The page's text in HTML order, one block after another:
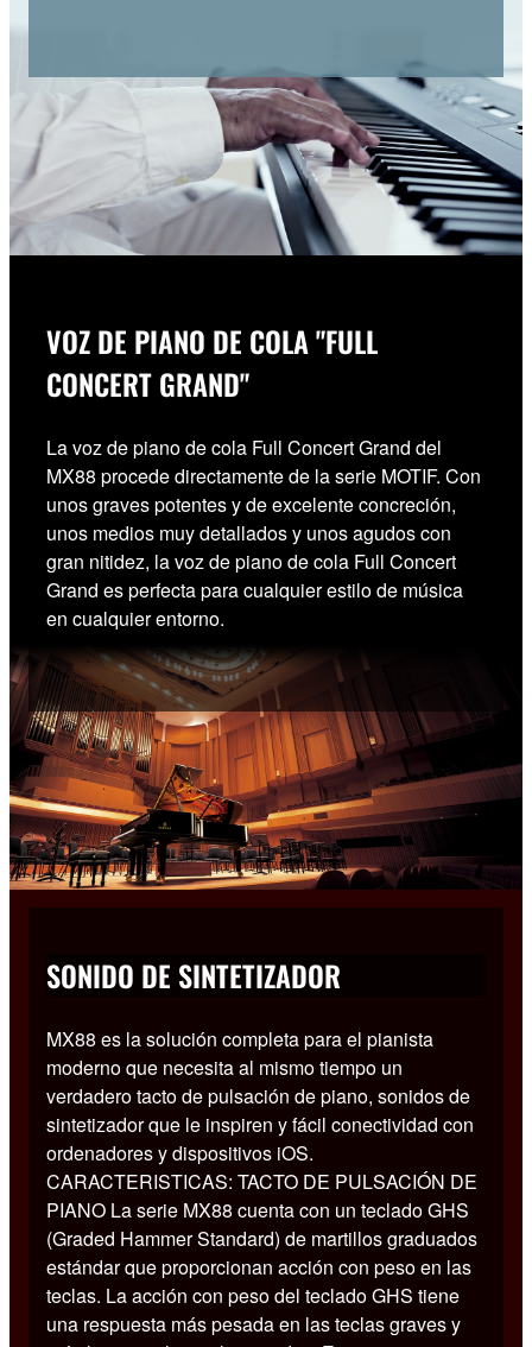
VOZ DE PIANO DE COLA "FULL
CONCERT GRAND"
La voz de piano de cola Full Concert Grand del
MX88 procede directamente de la serie MOTIF. Con
unos graves potentes y de excelente concreción,
unos medios muy detallados y unos agudos con
gran nitidez, la voz de piano de cola Full Concert
Grand es perfecta para cualquier estilo de música
en cualquier entorno.
SONIDO DE SINTETIZADOR
MX88 es la solución completa para el pianista
moderno que necesita al mismo tiempo un
verdadero tacto de pulsación de piano, sonidos de
sintetizador que le inspiren y fácil conectividad con
ordenadores y dispositivos iOS.
CARACTERISTICAS: TACTO DE PULSACIÓN DE
PIANO La serie MX88 cuenta con un teclado GHS
(Graded Hammer Standard) de martillos graduados
estándar que proporcionan acción con peso en las
teclas. La acción con peso del teclado GHS tiene
una respuesta más pesada en las teclas graves y